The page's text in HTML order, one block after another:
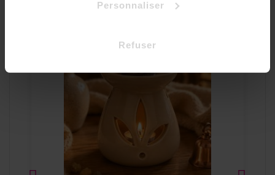
Personnaliser
Refuser